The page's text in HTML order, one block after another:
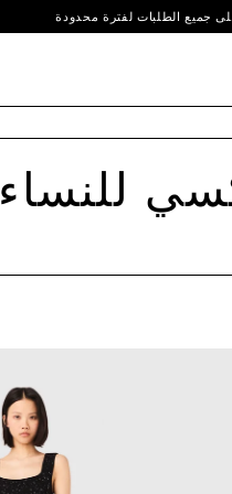
جميع الطلبات لفترة محدودة
للنساء